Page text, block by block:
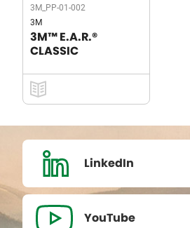
3M_PP-01-002
3M
3M™ E.A.R.®
CLASSIC
LinkedIn
YouTube